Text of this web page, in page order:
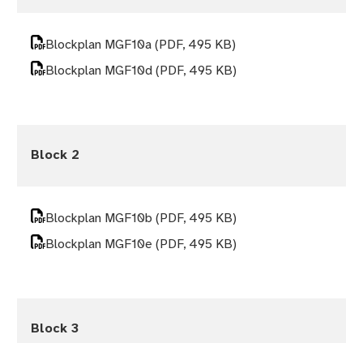
Blockplan MGF10a(PDF, 495 KB)
Blockplan MGF10d(PDF, 495 KB)
Block 2
Blockplan MGF10b(PDF, 495 KB)
Blockplan MGF10e(PDF, 495 KB)
Block 3